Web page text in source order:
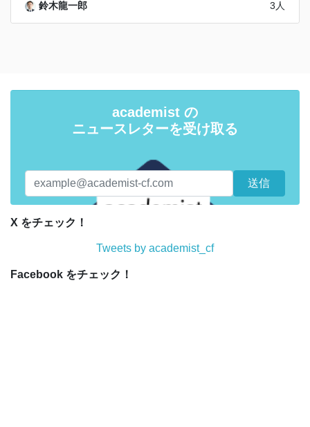
鈴木龍一郎 3人
academist の
ニュースレターを受け取る
X をチェック！
Tweets by academist_cf
Facebook をチェック！